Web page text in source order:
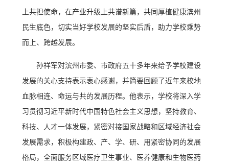
上共担使命，在产业升级上共谱新篇，共同厚植健康滨州
民生底色，切实当好学校发展的坚实后盾，助力学校乘势
而上、跨越发展。
孙祥军对滨州市委、市政府五十多年来给予学校建设
发展的关心支持表示衷心感谢，并简要回顾了近年来校地
血脉相连、命运与共的发展历程。他表示，学校将深入学
习贯彻习近平新时代中国特色社会主义思想，坚持教育、
科技、人才一体发展，紧密对接国家战略和区域经济社会
发展需求，积极构建政、产、学、研、用紧密协同的发展
格局，全面服务区域医疗卫生事业、医养健康和生物医药